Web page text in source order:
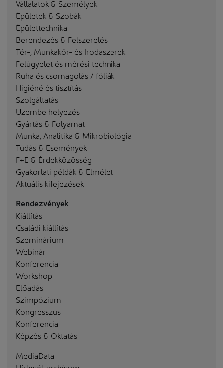
Vállalatok & Személyek
Épületek & Szobák
Épülettechnika
Berendezés & Felszerelés
Tér-, Munkakör- és Irodaszerek
Felügyelet és mérési technika
Ruha és csomagolás / fóliák
Higiéné és tisztítás
Szolgáltatás
Üzembe helyezés
Gyártás & Folyamat
Munka, Analitika & Mikrobiológia
Tudás & Események
F+E & Érdekközösség
Gyakorlati példák & Elmélet
Aktuális kifejezések
Rendezvények
Kiállítás
Családi kiállítás
Szeminárium
Webinár
Konferencia
Workshop
Előadás
Szimpózium
Kongresszus
Konferencia
Képzés & Oktatás
MediaData